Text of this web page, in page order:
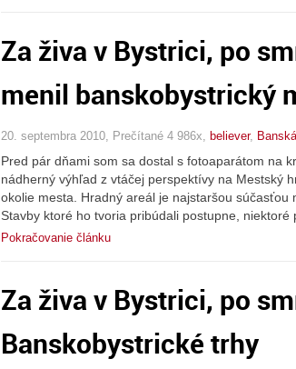
Za živa v Bystrici, po
menil banskobystrický
20. septembra 2010, Prečítané 4 986x, believer,
Pred pár dňami som sa dostal s fotoaparátom na
nádherný výhľad z vtáčej perspektívy na Mestský
okolie mesta. Hradný areál je najstaršou súčasťou
Stavby ktoré ho tvoria pribúdali postupne,
Pokračovanie článku
Za živa v Bystrici, po
Banskobystrické trhy